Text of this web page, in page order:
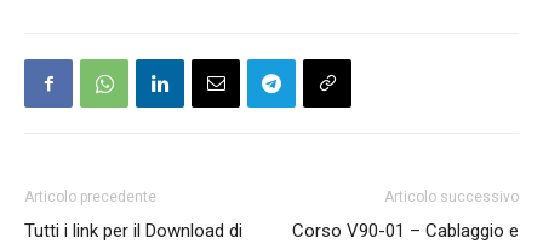
Articolo precedente
Tutti i link per il Download di
Articolo successivo
Corso V90-01 – Cablaggio e